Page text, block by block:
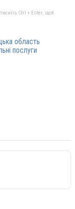
Ctrl + Enter, щоб
область
послуги